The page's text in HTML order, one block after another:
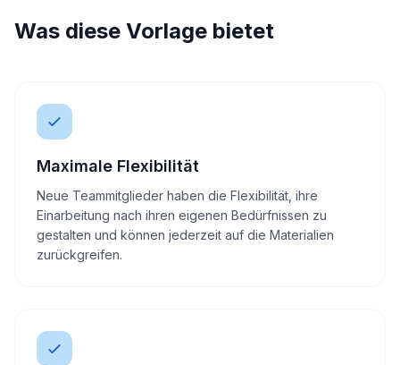
Was diese Vorlage bietet
Maximale Flexibilität
Neue Teammitglieder haben die Flexibilität, ihre
Einarbeitung nach ihren eigenen Bedürfnissen zu
gestalten und können jederzeit auf die Materialien
zurückgreifen.